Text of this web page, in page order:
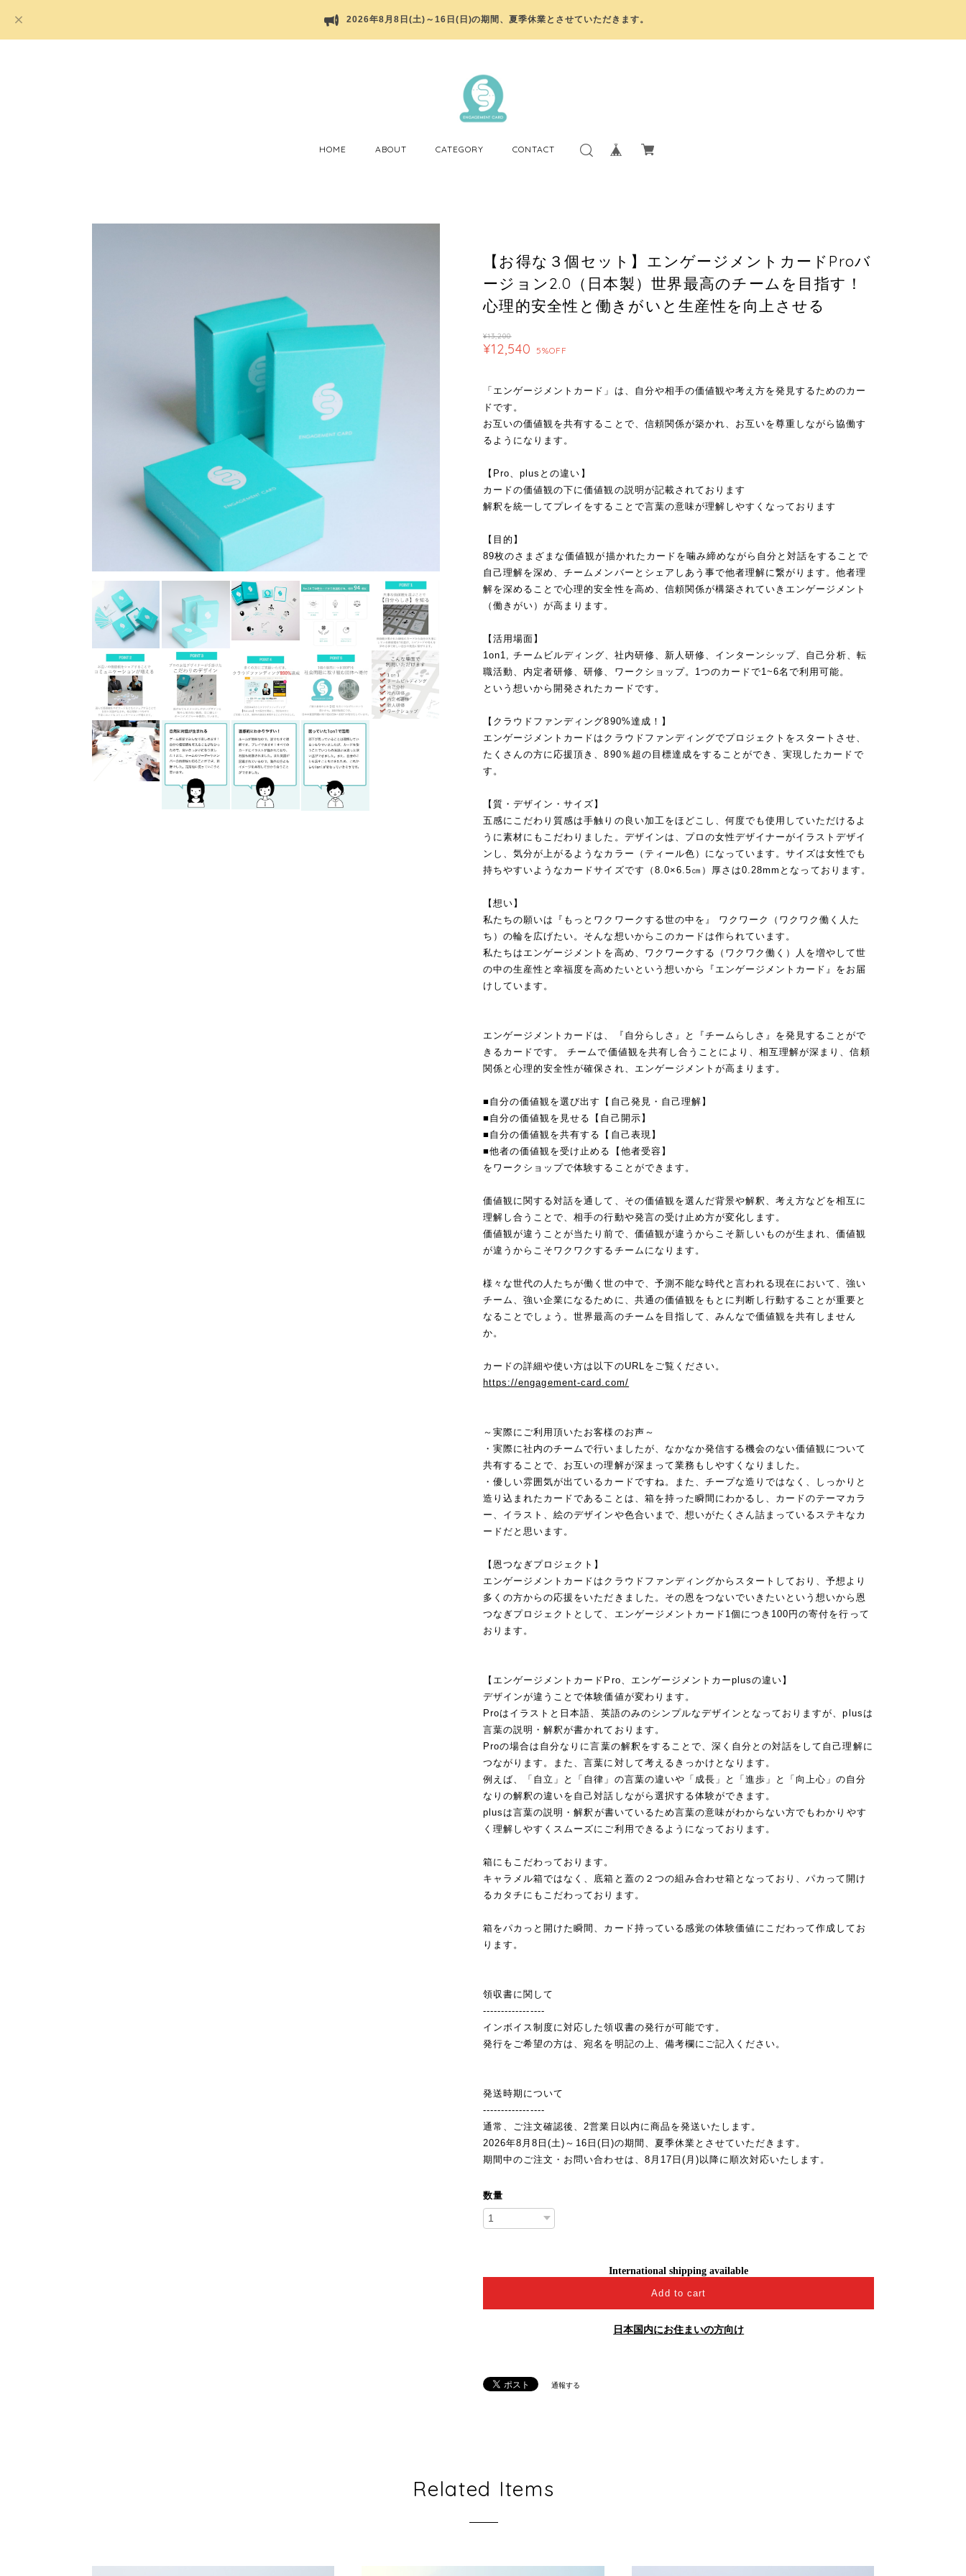
2026年8月8日(土)～16日(日)の期間、夏季休業とさせていただきます。
HOME ABOUT CATEGORY CONTACT
【お得な３個セット】エンゲージメントカードProバ
ージョン2.0（日本製）世界最高のチームを目指す！
心理的安全性と働きがいと生産性を向上させる
¥13,200
¥12,540 5%OFF
「エンゲージメントカード」は、自分や相手の価値観や考え方を発見するためのカー
ドです。
お互いの価値観を共有することで、信頼関係が築かれ、お互いを尊重しながら協働す
るようになります。
【Pro、plusとの違い】
カードの価値観の下に価値観の説明が記載されております
解釈を統一してプレイをすることで言葉の意味が理解しやすくなっております
【目的】
89枚のさまざまな価値観が描かれたカードを噛み締めながら自分と対話をすることで
自己理解を深め、チームメンバーとシェアしあう事で他者理解に繋がります。他者理
解を深めることで心理的安全性を高め、信頼関係が構築されていきエンゲージメント
（働きがい）が高まります。
【活用場面】
1on1, チームビルディング、社内研修、新人研修、インターンシップ、自己分析、転
職活動、内定者研修、研修、ワークショップ。1つのカードで1~6名で利用可能。
という想いから開発されたカードです。
【クラウドファンディング890%達成！】
エンゲージメントカードはクラウドファンディングでプロジェクトをスタートさせ、
たくさんの方に応援頂き、890％超の目標達成をすることができ、実現したカードで
す。
【質・デザイン・サイズ】
五感にこだわり質感は手触りの良い加工をほどこし、何度でも使用していただけるよ
うに素材にもこだわりました。デザインは、プロの女性デザイナーがイラストデザイ
ンし、気分が上がるようなカラー（ティール色）になっています。サイズは女性でも
持ちやすいようなカードサイズです（8.0×6.5㎝）厚さは0.28mmとなっております。
【想い】
私たちの願いは『もっとワクワークする世の中を』 ワクワーク（ワクワク働く人た
ち）の輪を広げたい。そんな想いからこのカードは作られています。
私たちはエンゲージメントを高め、ワクワークする（ワクワク働く）人を増やして世
の中の生産性と幸福度を高めたいという想いから『エンゲージメントカード』をお届
けしています。
エンゲージメントカードは、『自分らしさ』と『チームらしさ』を発見することがで
きるカードです。 チームで価値観を共有し合うことにより、相互理解が深まり、信頼
関係と心理的安全性が確保され、エンゲージメントが高まります。
■自分の価値観を選び出す【自己発見・自己理解】
■自分の価値観を見せる【自己開示】
■自分の価値観を共有する【自己表現】
■他者の価値観を受け止める【他者受容】
をワークショップで体験することができます。
価値観に関する対話を通して、その価値観を選んだ背景や解釈、考え方などを相互に
理解し合うことで、相手の行動や発言の受け止め方が変化します。
価値観が違うことが当たり前で、価値観が違うからこそ新しいものが生まれ、価値観
が違うからこそワクワクするチームになります。
様々な世代の人たちが働く世の中で、予測不能な時代と言われる現在において、強い
チーム、強い企業になるために、共通の価値観をもとに判断し行動することが重要と
なることでしょう。世界最高のチームを目指して、みんなで価値観を共有しません
か。
カードの詳細や使い方は以下のURLをご覧ください。
https://engagement-card.com/
～実際にご利用頂いたお客様のお声～
・実際に社内のチームで行いましたが、なかなか発信する機会のない価値観について
共有することで、お互いの理解が深まって業務もしやすくなりました。
・優しい雰囲気が出ているカードですね。また、チープな造りではなく、しっかりと
造り込まれたカードであることは、箱を持った瞬間にわかるし、カードのテーマカラ
ー、イラスト、絵のデザインや色合いまで、想いがたくさん詰まっているステキなカ
ードだと思います。
【恩つなぎプロジェクト】
エンゲージメントカードはクラウドファンディングからスタートしており、予想より
多くの方からの応援をいただきました。その恩をつないでいきたいという想いから恩
つなぎプロジェクトとして、エンゲージメントカード1個につき100円の寄付を行って
おります。
【エンゲージメントカードPro、エンゲージメントカーplusの違い】
デザインが違うことで体験価値が変わります。
Proはイラストと日本語、英語のみのシンプルなデザインとなっておりますが、plusは
言葉の説明・解釈が書かれております。
Proの場合は自分なりに言葉の解釈をすることで、深く自分との対話をして自己理解に
つながります。また、言葉に対して考えるきっかけとなります。
例えば、「自立」と「自律」の言葉の違いや「成長」と「進歩」と「向上心」の自分
なりの解釈の違いを自己対話しながら選択する体験ができます。
plusは言葉の説明・解釈が書いているため言葉の意味がわからない方でもわかりやす
く理解しやすくスムーズにご利用できるようになっております。
箱にもこだわっております。
キャラメル箱ではなく、底箱と蓋の２つの組み合わせ箱となっており、パカって開け
るカタチにもこだわっております。
箱をパカっと開けた瞬間、カード持っている感覚の体験価値にこだわって作成してお
ります。
領収書に関して
-----------------
インボイス制度に対応した領収書の発行が可能です。
発行をご希望の方は、宛名を明記の上、備考欄にご記入ください。
発送時期について
-----------------
通常、ご注文確認後、2営業日以内に商品を発送いたします。
2026年8月8日(土)～16日(日)の期間、夏季休業とさせていただきます。
期間中のご注文・お問い合わせは、8月17日(月)以降に順次対応いたします。
数量
International shipping available
Add to cart
日本国内にお住まいの方向け
通報する
Related Items